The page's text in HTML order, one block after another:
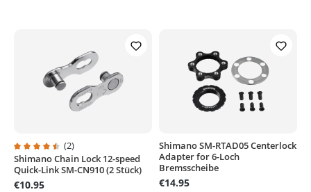
Average rating of 4.5 out of 5 stars
(2)
Shimano Chain Lock 12-speed
Quick-Link SM-CN910 (2 Stück)
€10.95
Shimano SM-RTAD05 Centerlock
Adapter for 6-Loch
Bremsscheibe
€14.95